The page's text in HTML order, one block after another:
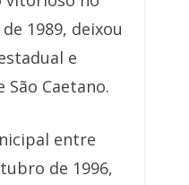
1989, deixou
e
Caetano.
entre
de 1996,